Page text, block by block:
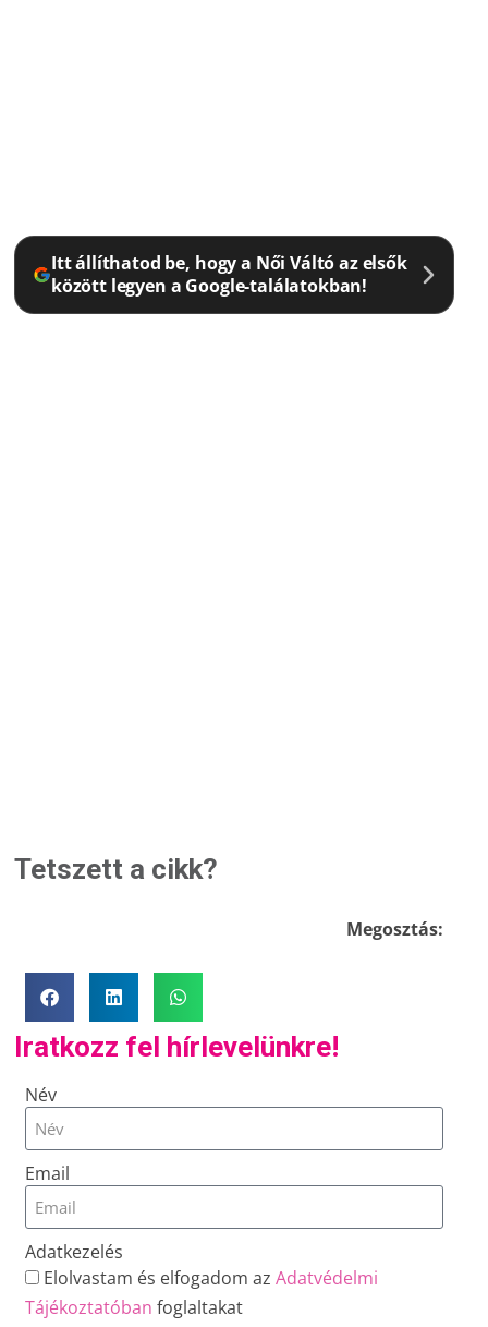
Itt állíthatod be, hogy a Női Váltó az elsők
között legyen a Google-találatokban!
Tetszett a cikk?
Megosztás:
Iratkozz fel hírlevelünkre!
Név
Email
Adatkezelés
Elolvastam és elfogadom azAdatvédelmi
Tájékoztatóban foglaltakat